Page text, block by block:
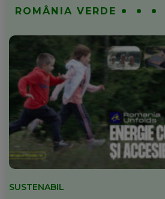
ROMÂNIA VERDE
SUSTENABIL